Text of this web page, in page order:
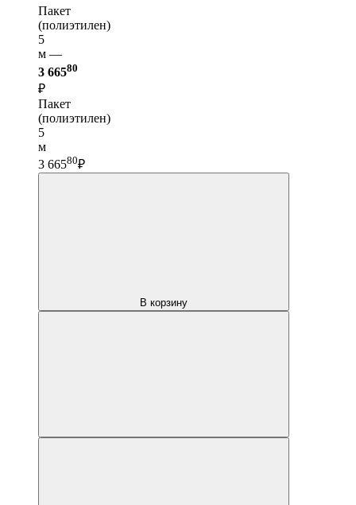
Пакет
(полиэтилен)
5
м —
3 66580
₽
Пакет
(полиэтилен)
5
м
3 66580₽
В корзину